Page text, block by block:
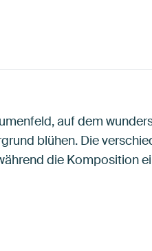
auf dem
blühen. Die
die Komposition